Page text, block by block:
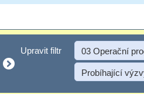
Upravit filtr
Upravit filtr 03 Operační
Probíhající